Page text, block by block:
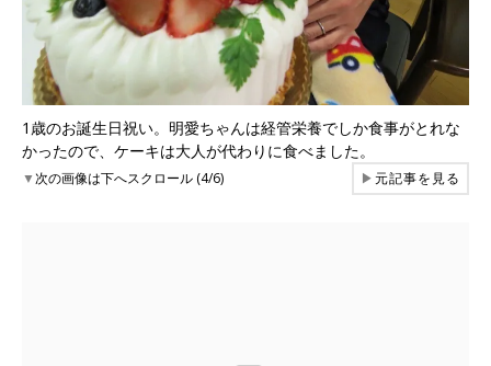
1歳のお誕生日祝い。明愛ちゃんは経管栄養でしか食事がとれな
かったので、ケーキは大人が代わりに食べました。
▼次の画像は下へスクロール (4/6) ▶元記事を見る